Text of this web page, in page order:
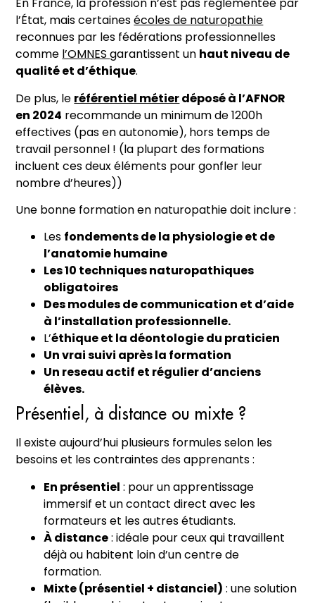
En France, la profession n’est pas réglementée par
l’État, mais certainesécoles de naturopathie
reconnues par les fédérations professionnelles
comme l’OMNESgarantissent un haut niveau de
qualité et d’éthique.
De plus, le référentiel métierdéposé à l’AFNOR
en 2024 recommande un minimum de 1200h
effectives (pas en autonomie), hors temps de
travail personnel ! (la plupart des formations
incluent ces deux éléments pour gonfler leur
nombre d’heures))
Une bonne formation en naturopathie doit inclure :
Les fondements de la physiologie et de
l’anatomie humaine
Les 10 techniques naturopathiques
obligatoires
Des modules de communication et d’aide
à l’installation professionnelle.
L’éthique et la déontologie du praticien
Un vrai suivi après la formation
Un reseau actif et régulier d’anciens
élèves.
Présentiel, à distance ou mixte ?
Il existe aujourd’hui plusieurs formules selon les
besoins et les contraintes des apprenants :
En présentiel : pour un apprentissage
immersif et un contact direct avec les
formateurs et les autres étudiants.
À distance: idéale pour ceux qui travaillent
déjà ou habitent loin d’un centre de
formation.
Mixte (présentiel + distanciel) : une solution